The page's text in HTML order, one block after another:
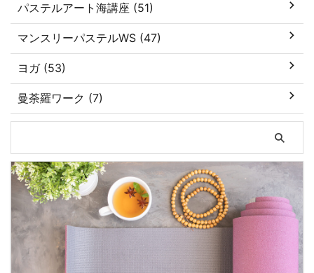
パステルアート海講座 (51)
マンスリーパステルWS (47)
ヨガ (53)
曼荼羅ワーク (7)